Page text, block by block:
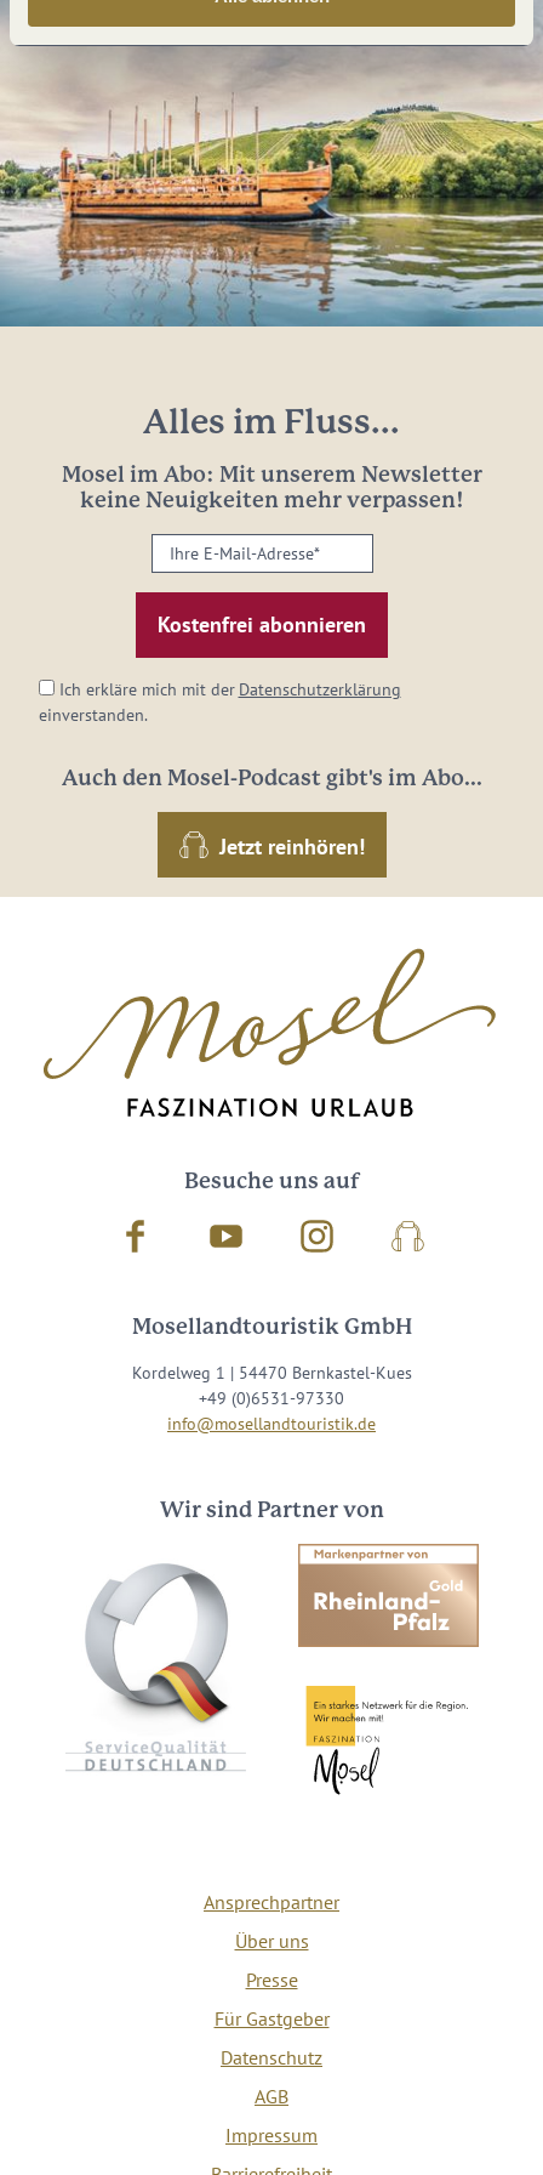
Alles im Fluss...
Mosel im Abo: Mit unserem Newsletter
keine Neuigkeiten mehr verpassen!
Ihre
E-
Mail-
Adresse:
Ich erkläre mich mit der Datenschutzerklärung
einverstanden.
Auch den Mosel-Podcast gibt's im Abo...
Jetzt reinhören!
Besuche uns auf
Facebook Youtube InstagramPodcast
Mosellandtouristik GmbH
Kordelweg 1 | 54470 Bernkastel-Kues
+49 (0)6531-97330
info@mosellandtouristik.de
Wir sind Partner von
Ansprechpartner
Über uns
Presse
Für Gastgeber
Datenschutz
AGB
Impressum